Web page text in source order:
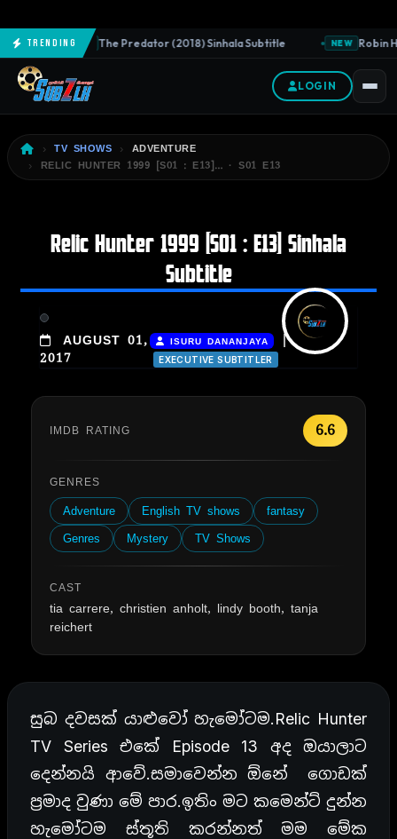
TrendingNEW The Predator (2018) Sinhala Subtitle NEW Robin
LOGIN
TV SHOWS
ADVENTURE
RELIC HUNTER 1999 [S01 : E13]… · S01 E13
Relic Hunter 1999 [S01 : E13] Sinhala
Subtitle
AUGUST 01,
2017
ISURU DANANJAYA |
EXECUTIVE SUBTITLER
IMDB RATING 6.6
GENRES
Adventure English TV shows
fantasy
Genres
Mystery TV Shows
CAST
tia carrere, christien anholt, lindy booth, tanja
reichert
සුබ දවසක් යාළුවෝ හැමෝටම.Relic Hunter
TV Series එකේ Episode 13 අද ඔයාලාට
දෙන්නයි ආවේ.සමාවෙන්න ඕනේ ගොඩක්
ප්‍රමාද වුණා මේ පාර.ඉතිං මට කමෙන්ට් දුන්න
හැමෝටම ස්තූති කරන්නත් මම මේක